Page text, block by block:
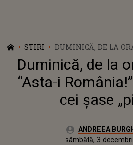
STIRI
DUMINICĂ, DE LA
ROMÂNIA!”,
Duminică, de la
“Asta-i
cei șase
Autor:ANDREEA
vineri, 3 decembrie 2021
Actualizat:
sâmbătă, 3